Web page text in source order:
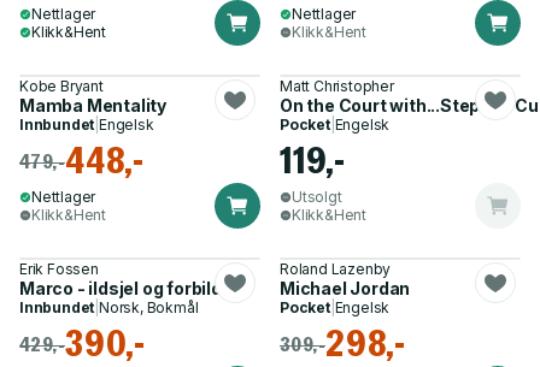
Nettlager
Klikk&Hent
Nettlager
Klikk&Hent
Kobe Bryant
Mamba Mentality
Innbundet |Engelsk
479,-448,-
Nettlager
Klikk&Hent
Matt Christopher
On the Court with...Stephen
Pocket| Engelsk
119,-
Utsolgt
Klikk&Hent
Erik Fossen
Marco - ildsjel og forbilde
Innbundet |Norsk, Bokmål
429,-390,-
Roland Lazenby
Michael Jordan
Pocket| Engelsk
309,-298,-